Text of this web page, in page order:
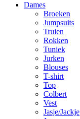
Dames
Broeken
Jumpsuits
Truien
Rokken
Tuniek
Jurken
Blouses
T-shirt
Top
Colbert
Vest
Jasje/Jackje